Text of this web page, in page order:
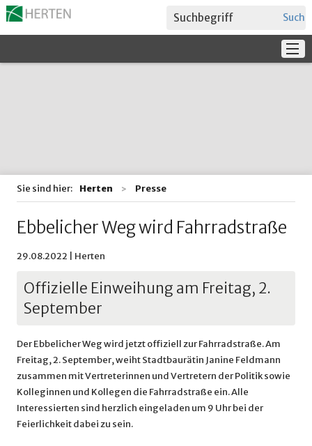
Sie sind hier: Herten Presse
Ebbelicher Weg wird Fahrradstraße
29.08.2022 | Herten
Offizielle Einweihung am Freitag, 2.
September
Der Ebbelicher Weg wird jetzt offiziell zur Fahrradstraße. Am
Freitag, 2. September, weiht Stadtbaurätin Janine Feldmann
zusammen mit Vertreterinnen und Vertretern der Politik sowie
Kolleginnen und Kollegen die Fahrradstraße ein. Alle
Interessierten sind herzlich eingeladen um 9 Uhr bei der
Feierlichkeit dabei zu sein.